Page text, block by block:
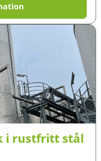
i rustfritt stål